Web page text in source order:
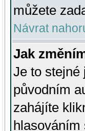
můžete
Návrat
Jak
Je to stejné
původním
zahájíte